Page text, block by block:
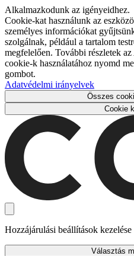
Alkalmazkodunk az igényeidhez.
Cookie-kat használunk az
személyes információkat
szolgálnak, például a tartalom
megfelelően. További részletek
cookie-k használatához nyomd
gombot.
Adatvédelmi irányelvek
Összes
Cookie
Hozzájárulási beállítások kezelése
Választás